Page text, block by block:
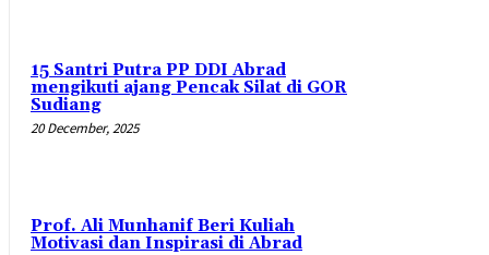
15 Santri Putra PP DDI Abrad
mengikuti ajang Pencak Silat di GOR
Sudiang
20 December, 2025
Prof. Ali Munhanif Beri Kuliah
Motivasi dan Inspirasi di Abrad